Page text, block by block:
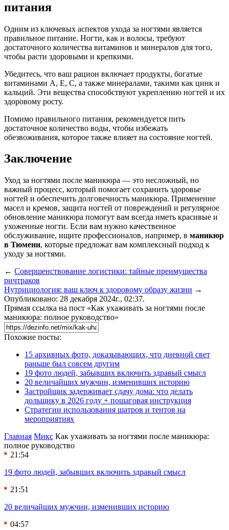
питания
Одним из ключевых аспектов ухода за ногтями является
правильное питание. Ногти, как и волосы, требуют
достаточного количества витаминов и минералов для того,
чтобы расти здоровыми и крепкими.
Убедитесь, что ваш рацион включает продукты, богатые
витаминами A, E, C, а также минералами, такими как цинк и
кальций. Эти вещества способствуют укреплению ногтей и их
здоровому росту.
Помимо правильного питания, рекомендуется пить
достаточное количество воды, чтобы избежать
обезвоживания, которое также влияет на состояние ногтей.
Заключение
Уход за ногтями после маникюра — это несложный, но
важный процесс, который помогает сохранить здоровье
ногтей и обеспечить долговечность маникюра. Применение
масел и кремов, защита ногтей от повреждений и регулярное
обновление маникюра помогут вам всегда иметь красивые и
ухоженные ногти. Если вам нужно качественное
обслуживание, ищите профессионалов, например, в маникюр
в Тюмени, которые предложат вам комплексный подход к
уходу за ногтями.
← Совершенствование логистики: тайные преимущества
ричтраков
Нутрициология: ваш ключ к здоровому образу жизни →
Опубликовано: 28 декабря 2024г., 02:37.
Прямая ссылка на пост «Как ухаживать за ногтями после
маникюра: полное руководство»
Похожие посты:
15 архивных фото, доказывающих, что дневной свет
раньше был совсем другим
19 фото людей, забывших включить здравый смысл
20 величайших мужчин, изменивших историю
Застройщик задерживает сдачу дома: что делать
дольщику в 2026 году + пошаговая инструкция
Стратегии использования шатров и тентов на
мероприятиях
Главная Микс Как ухаживать за ногтями после маникюра:
полное руководство
21:54
19 фото людей, забывших включить здравый смысл
21:51
20 величайших мужчин, изменивших историю
04:57